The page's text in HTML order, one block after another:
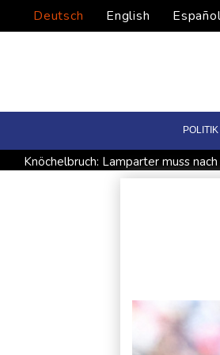
Deutsch English
POLITIK
Knöchelbruch: Lamparter muss